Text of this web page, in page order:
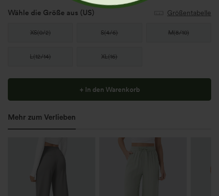
Wähle die Größe aus (US) Größentabelle
XS(0/2) S(4/6) M(8/10)
L(12/14) XL(16)
+ In den Warenkorb
Mehr zum Verlieben